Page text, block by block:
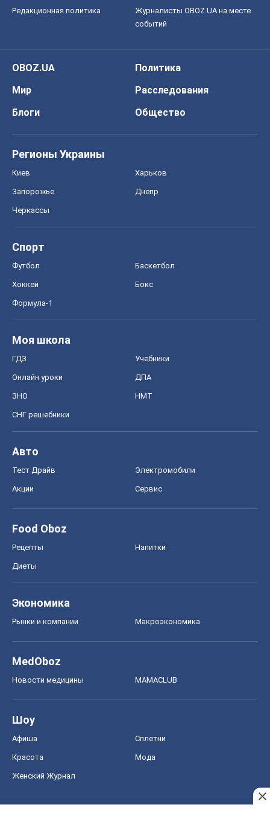
Редакционная политика
Журналисты OBOZ.UA на месте
событий
OBOZ.UA
Политика
Мир
Расследования
Блоги
Общество
Регионы Украины
Киев Харьков
Запорожье Днепр
Черкассы
Спорт
Футбол Баскетбол
Хоккей Бокс
Формула-1
Моя школа
ГДЗ Учебники
Онлайн уроки ДПА
ЗНО НМТ
СНГ решебники
Авто
Тест Драйв Электромобили
Акции Сервис
Food Oboz
Рецепты Напитки
Диеты
Экономика
Рынки и компании Mакроэкономика
MedOboz
Новости медицины MAMACLUB
Шоу
Афиша Сплетни
Красота Мода
Женский Журнал